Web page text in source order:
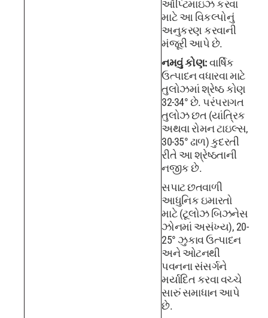
ઑપ્ટિમાઇઝ કરવા
માટે આ વિકલ્પોનું
અનુકરણ કરવાની
મંજૂરી આપે છે.
નમવું કોણ:વાર્ષિક
ઉત્પાદન વધારવા માટે
તુલોઝમાં શ્રેષ્ઠ કોણ
32-34° છે. પરંપરાગત
તુલોઝ છત (યાંત્રિક
અથવા રોમન ટાઇલ્સ,
30-35° ઢાળ) કુદરતી
રીતે આ શ્રેષ્ઠતાની
નજીક છે.
સપાટ છતવાળી
આધુનિક ઇમારતો
માટે (ટૂલોઝ બિઝનેસ
ઝોનમાં અસંખ્ય), 20-
25° ઝુકાવ ઉત્પાદન
અને ઓટનથી
પવનના સંસર્ગને
મર્યાદિત કરવા વચ્ચે
સારું સમાધાન આપે
છે.